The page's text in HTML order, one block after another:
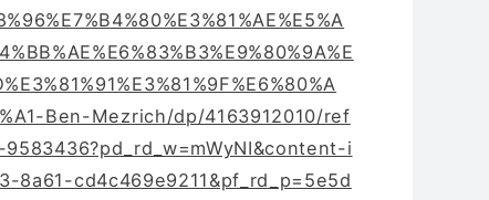
Ben-Mezrich/dp/4163912010/ref
i
8a61-cd4c469e9211&pf_rd_p=5e5d